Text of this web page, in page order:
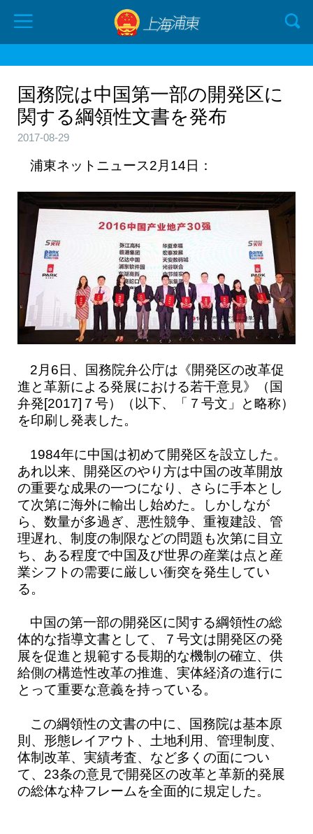
国務院は中国第一部の開発区に
関する綱領性文書を発布
2017-08-29
浦東ネットニュース2月14日：
2月6日、国務院弁公庁は《開発区の改革促
進と革新による発展における若干意見》（国
弁発[2017]７号）（以下、「７号文」と略称）
を印刷し発表した。
1984年に中国は初めて開発区を設立した。
あれ以来、開発区のやり方は中国の改革開放
の重要な成果の一つになり、さらに手本とし
て次第に海外に輸出し始めた。しかしなが
ら、数量が多過ぎ、悪性競争、重複建設、管
理遅れ、制度の制限などの問題も次第に目立
ち、ある程度で中国及び世界の産業は点と産
業シフトの需要に厳しい衝突を発生してい
る。
中国の第一部の開発区に関する綱領性の総
体的な指導文書として、７号文は開発区の発
展を促進と規範する長期的な機制の確立、供
給側の構造性改革の推進、実体経済の進行に
とって重要な意義を持っている。
この綱領性の文書の中に、国務院は基本原
則、形態レイアウト、土地利用、管理制度、
体制改革、実績考査、など多くの面につい
て、23条の意見で開発区の改革と革新的発展
の総体な枠フレームを全面的に規定した。